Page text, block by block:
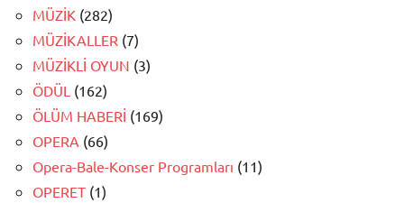
MÜZİK (282)
MÜZİKALLER (7)
MÜZİKLİ OYUN (3)
ÖDÜL (162)
ÖLÜM HABERİ (169)
OPERA (66)
Opera-Bale-Konser Programları (11)
OPERET (1)